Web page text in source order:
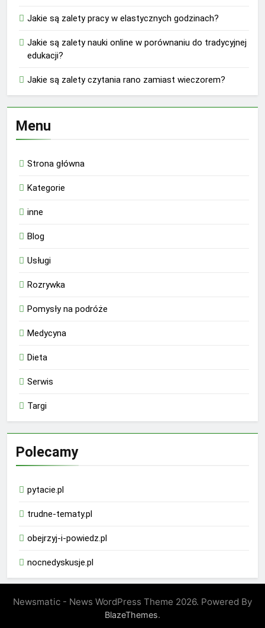
Jakie są zalety pracy w elastycznych godzinach?
Jakie są zalety nauki online w porównaniu do tradycyjnej
edukacji?
Jakie są zalety czytania rano zamiast wieczorem?
Menu
Strona główna
Kategorie
inne
Blog
Usługi
Rozrywka
Pomysły na podróże
Medycyna
Dieta
Serwis
Targi
Polecamy
pytacie.pl
trudne-tematy.pl
obejrzyj-i-powiedz.pl
nocnedyskusje.pl
Newsmatic - News WordPress Theme 2026. Powered By
BlazeThemes.